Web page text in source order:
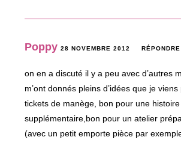
Poppy 28 NOVEMBRE 2012 RÉPONDRE
on en a discuté il y a peu avec d’autres
m’ont donnés pleins d’idées que je
tickets de manège, bon pour une
supplémentaire,bon pour un atelier
(avec un petit emporte pièce par